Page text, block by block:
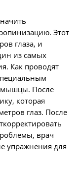
Этот
глаза, и
из самых
Как проводят
мышцы. После
которая
глаз. После
врач
упражнения для